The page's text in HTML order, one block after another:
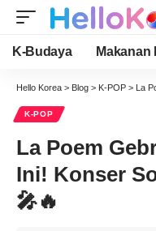
K-Budaya Makanan
Hello Korea > Blog > K-POP > La
K-POP
La Poem
Ini! Konser
🎤🔥